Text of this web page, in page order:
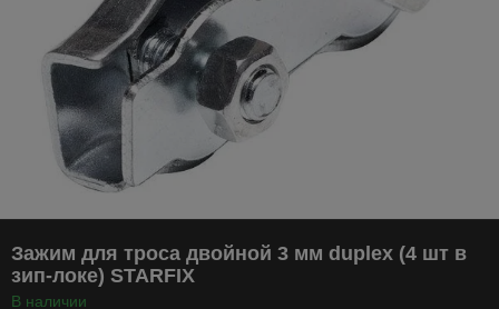
Зажим для троса двойной 3 мм duplex (4 шт в
зип-локе) STARFIX
В наличии